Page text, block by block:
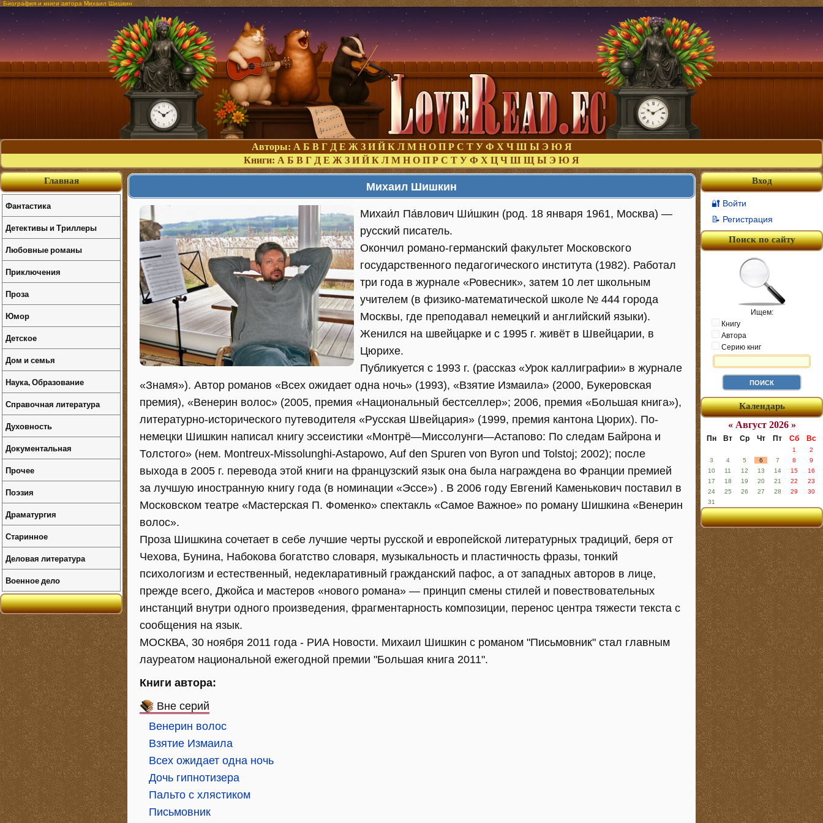
Биография и книги автора Михаил Шишкин
Авторы: А Б В Г Д Е Ж З И Й К Л М Н О П Р С Т У Ф Х Ч Ш Ы Э Ю Я
Книги: А Б В Г Д Е Ж З И Й К Л М Н О П Р С Т У Ф Х Ц Ч Ш Щ Ы Э Ю Я
Михаил Шишкин
Михаи́л Па́влович Ши́шкин (род. 18 января 1961, Москва) —
русский писатель.
Окончил романо-германский факультет Московского
государственного педагогического института (1982). Работал
три года в журнале «Ровесник», затем 10 лет школьным
учителем (в физико-математической школе № 444 города
Москвы, где преподавал немецкий и английский языки).
Женился на швейцарке и с 1995 г. живёт в Швейцарии, в
Цюрихе.
Публикуется с 1993 г. (рассказ «Урок каллиграфии» в журнале
«Знамя»). Автор романов «Всех ожидает одна ночь» (1993), «Взятие Измаила» (2000, Букеровская
премия), «Венерин волос» (2005, премия «Национальный бестселлер»; 2006, премия «Большая книга»),
литературно-исторического путеводителя «Русская Швейцария» (1999, премия кантона Цюрих). По-
немецки Шишкин написал книгу эссеистики «Монтрё—Миссолунги—Астапово: По следам Байрона и
Толстого» (нем. Montreux-Missolunghi-Astapowo, Auf den Spuren von Byron und Tolstoj; 2002); после
выхода в 2005 г. перевода этой книги на французский язык она была награждена во Франции премией
за лучшую иностранную книгу года (в номинации «Эссе») . В 2006 году Евгений Каменькович поставил в
Московском театре «Мастерская П. Фоменко» спектакль «Самое Важное» по роману Шишкина «Венерин
волос».
Проза Шишкина сочетает в себе лучшие черты русской и европейской литературных традиций, беря от
Чехова, Бунина, Набокова богатство словаря, музыкальность и пластичность фразы, тонкий
психологизм и естественный, недекларативный гражданский пафос, а от западных авторов в лице,
прежде всего, Джойса и мастеров «нового романа» — принцип смены стилей и повествовательных
инстанций внутри одного произведения, фрагментарность композиции, перенос центра тяжести текста с
сообщения на язык.
МОСКВА, 30 ноября 2011 года - РИА Новости. Михаил Шишкин с романом "Письмовник" стал главным
лауреатом национальной ежегодной премии "Большая книга 2011".
Книги автора:
Вне серий
Венерин волос
Взятие Измаила
Всех ожидает одна ночь
Дочь гипнотизера
Пальто с хлястиком
Письмовник
Вход
🔐 Войти
📝 Регистрация
Поиск по сайту
Ищем:
Книгу
Автора
Серию книг
Календарь
« Август 2026 »
Пн Вт Ср Чт Пт Сб Вс
1
2
3
4 5 6 7 8
9
10
11 12 13 14 15
16
17
18 19 20 21 22
23
24
25 26 27 28 29
30
31
Главная
Фантастика
Детективы и Триллеры
Любовные романы
Приключения
Проза
Юмор
Детское
Дом и семья
Наука, Образование
Справочная литература
Духовность
Документальная
Прочее
Поэзия
Драматургия
Старинное
Деловая литература
Военное дело